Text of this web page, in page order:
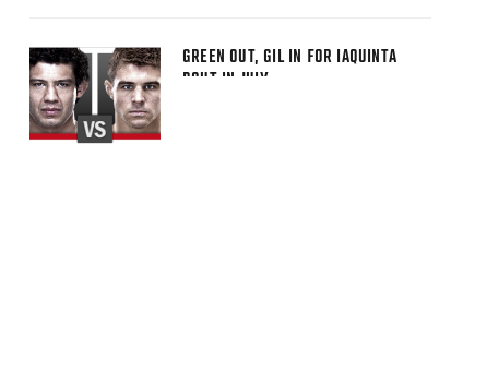
GREEN OUT, GIL IN FOR IAQUINTA
BOUT IN JULY